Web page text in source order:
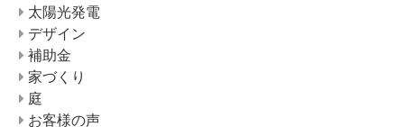
太陽光発電
デザイン
補助金
家づくり
庭
お客様の声